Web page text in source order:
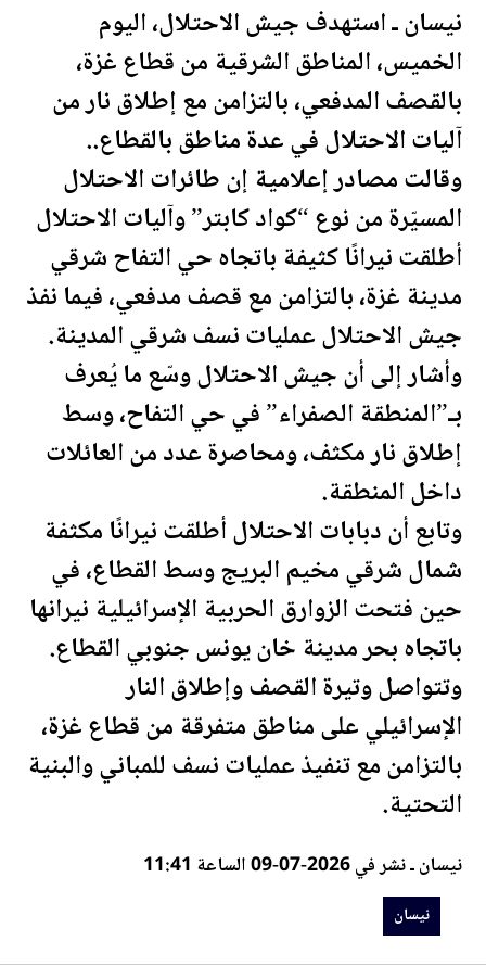
نيسان ـ استهدف جيش الاحتلال، اليوم
الخميس، المناطق الشرقية من قطاع غزة،
بالقصف المدفعي، بالتزامن مع إطلاق نار من
آليات الاحتلال في عدة مناطق بالقطاع..
وقالت مصادر إعلامية إن طائرات الاحتلال
المسيّرة من نوع “كواد كابتر” وآليات الاحتلال
أطلقت نيرانًا كثيفة باتجاه حي التفاح شرقي
مدينة غزة، بالتزامن مع قصف مدفعي، فيما نفذ
جيش الاحتلال عمليات نسف شرقي المدينة.
وأشار إلى أن جيش الاحتلال وسّع ما يُعرف
بـ”المنطقة الصفراء” في حي التفاح، وسط
إطلاق نار مكثف، ومحاصرة عدد من العائلات
داخل المنطقة.
وتابع أن دبابات الاحتلال أطلقت نيرانًا مكثفة
شمال شرقي مخيم البريج وسط القطاع، في
حين فتحت الزوارق الحربية الإسرائيلية نيرانها
باتجاه بحر مدينة خان يونس جنوبي القطاع.
وتتواصل وتيرة القصف وإطلاق النار
الإسرائيلي على مناطق متفرقة من قطاع غزة،
بالتزامن مع تنفيذ عمليات نسف للمباني والبنية
التحتية.
نيسان ـ نشر في 2026-07-09 الساعة 11:41
نيسان